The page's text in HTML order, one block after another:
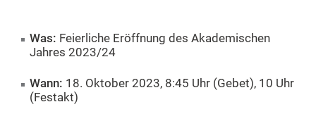
Was: Feierliche Eröffnung des Akademischen
Jahres 2023/24
Wann: 18. Oktober 2023, 8:45 Uhr (Gebet), 10 Uhr
(Festakt)